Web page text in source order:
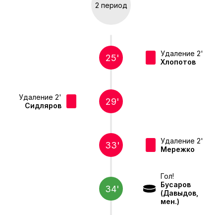
2 период
25'
Удаление 2'
Хлопотов
Удаление 2'
Сидляров
29'
33'
Удаление 2'
Мережко
34'
Гол!
Бусаров
(Давыдов,
мен.)